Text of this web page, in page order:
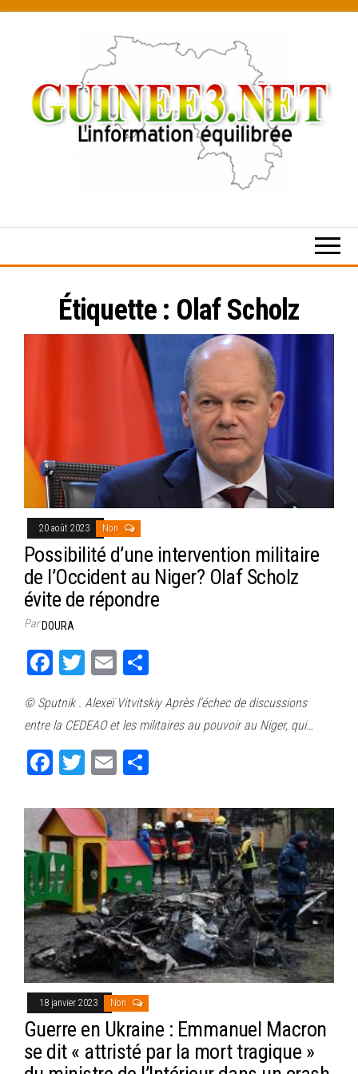
content
Étiquette : Olaf Scholz
20 août 2023 Non
Possibilité d’une intervention militaire
de l’Occident au Niger? Olaf Scholz
évite de répondre
ParDOURA
Fa
bo
ok
T
tt
er
E
ail ag
er
© Sputnik . Alexeï Vitvitskiy Après l’échec de discussions
entre la CEDEAO et les militaires au pouvoir au Niger, qui…
Fa
bo
ok
T
tt
er
E
ail ag
er
18 janvier 2023 Non
Guerre en Ukraine : Emmanuel Macron
se dit « attristé par la mort tragique »